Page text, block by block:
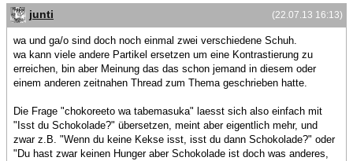
(22.07.13 16:13)
junti
wa und ga/o sind doch noch einmal zwei verschiedene Schuh.
wa kann viele andere Partikel ersetzen um eine Kontrastierung zu
erreichen, bin aber Meinung das das schon jemand in diesem oder
einem anderen zeitnahen Thread zum Thema geschrieben hatte.
Die Frage "chokoreeto wa tabemasuka" laesst sich also einfach mit
"Isst du Schokolade?" übersetzen, meint aber eigentlich mehr, und
zwar z.B. "Wenn du keine Kekse isst, isst du dann Schokolade?" oder
"Du hast zwar keinen Hunger aber Schokolade ist doch was anderes,